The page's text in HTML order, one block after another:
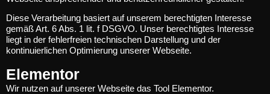
Diese Verarbeitung basiert auf unserem berechtigten Interesse
gemäß Art. 6 Abs. 1 lit. f DSGVO. Unser berechtigtes Interesse
liegt in der fehlerfreien technischen Darstellung und der
kontinuierlichen Optimierung unserer Webseite.
Elementor
Wir nutzen auf unserer Webseite das Tool Elementor.